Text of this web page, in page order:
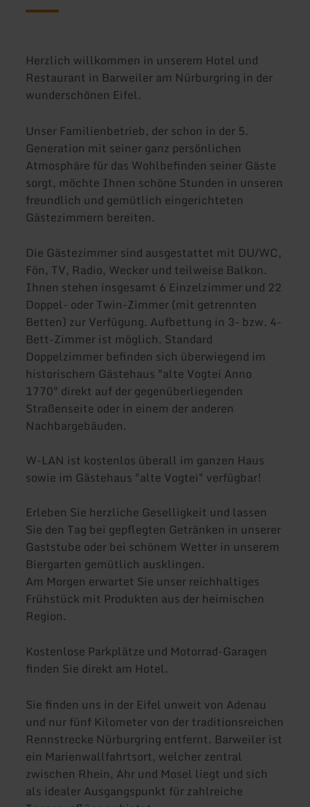
Herzlich willkommen in unserem Hotel und
Restaurant in Barweiler am Nürburgring in der
wunderschönen Eifel.
Unser Familienbetrieb, der schon in der 5.
Generation mit seiner ganz persönlichen
Atmosphäre für das Wohlbefinden seiner Gäste
sorgt, möchte Ihnen schöne Stunden in unseren
freundlich und gemütlich eingerichteten
Gästezimmern bereiten.
Die Gästezimmer sind ausgestattet mit DU/WC,
Fön, TV, Radio, Wecker und teilweise Balkon.
Ihnen stehen insgesamt 6 Einzelzimmer und 22
Doppel- oder Twin-Zimmer (mit getrennten
Betten) zur Verfügung. Aufbettung in 3- bzw. 4-
Bett-Zimmer ist möglich. Standard
Doppelzimmer befinden sich überwiegend im
historischem Gästehaus "alte Vogtei Anno
1770" direkt auf der gegenüberliegenden
Straßenseite oder in einem der anderen
Nachbargebäuden.
W-LAN ist kostenlos überall im ganzen Haus
sowie im Gästehaus "alte Vogtei" verfügbar!
Erleben Sie herzliche Geselligkeit und lassen
Sie den Tag bei gepflegten Getränken in unserer
Gaststube oder bei schönem Wetter in unserem
Biergarten gemütlich ausklingen.
Am Morgen erwartet Sie unser reichhaltiges
Frühstück mit Produkten aus der heimischen
Region.
Kostenlose Parkplätze und Motorrad-Garagen
finden Sie direkt am Hotel.
Sie fi­nden uns in der Eifel unweit von Adenau
und nur fünf Kilometer von der traditionsreichen
Rennstrecke Nürburgring entfernt. Barweiler ist
ein Marienwallfahrtsort, welcher zentral
zwischen Rhein, Ahr und Mosel liegt und sich
als idealer Ausgangspunkt für zahlreiche